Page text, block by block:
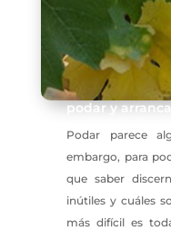
podar y
Podar parece
embargo, para
que saber
inútiles y cuáles
más difícil es